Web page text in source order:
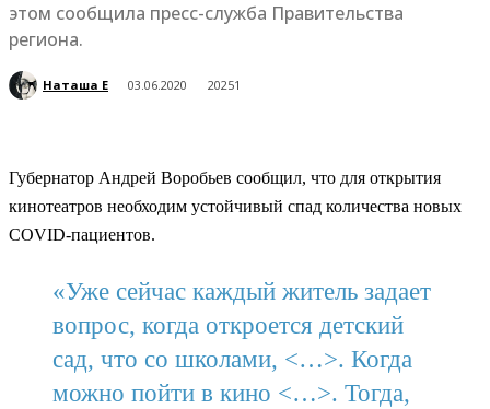
этом сообщила пресс-служба Правительства
региона.
Наташа Е 03.06.2020 20251
Губернатор Андрей Воробьев сообщил, что для открытия
кинотеатров необходим устойчивый спад количества новых
COVID-пациентов.
«Уже сейчас каждый житель задает
вопрос, когда откроется детский
сад, что со школами, <…>. Когда
можно пойти в кино <…>. Тогда,